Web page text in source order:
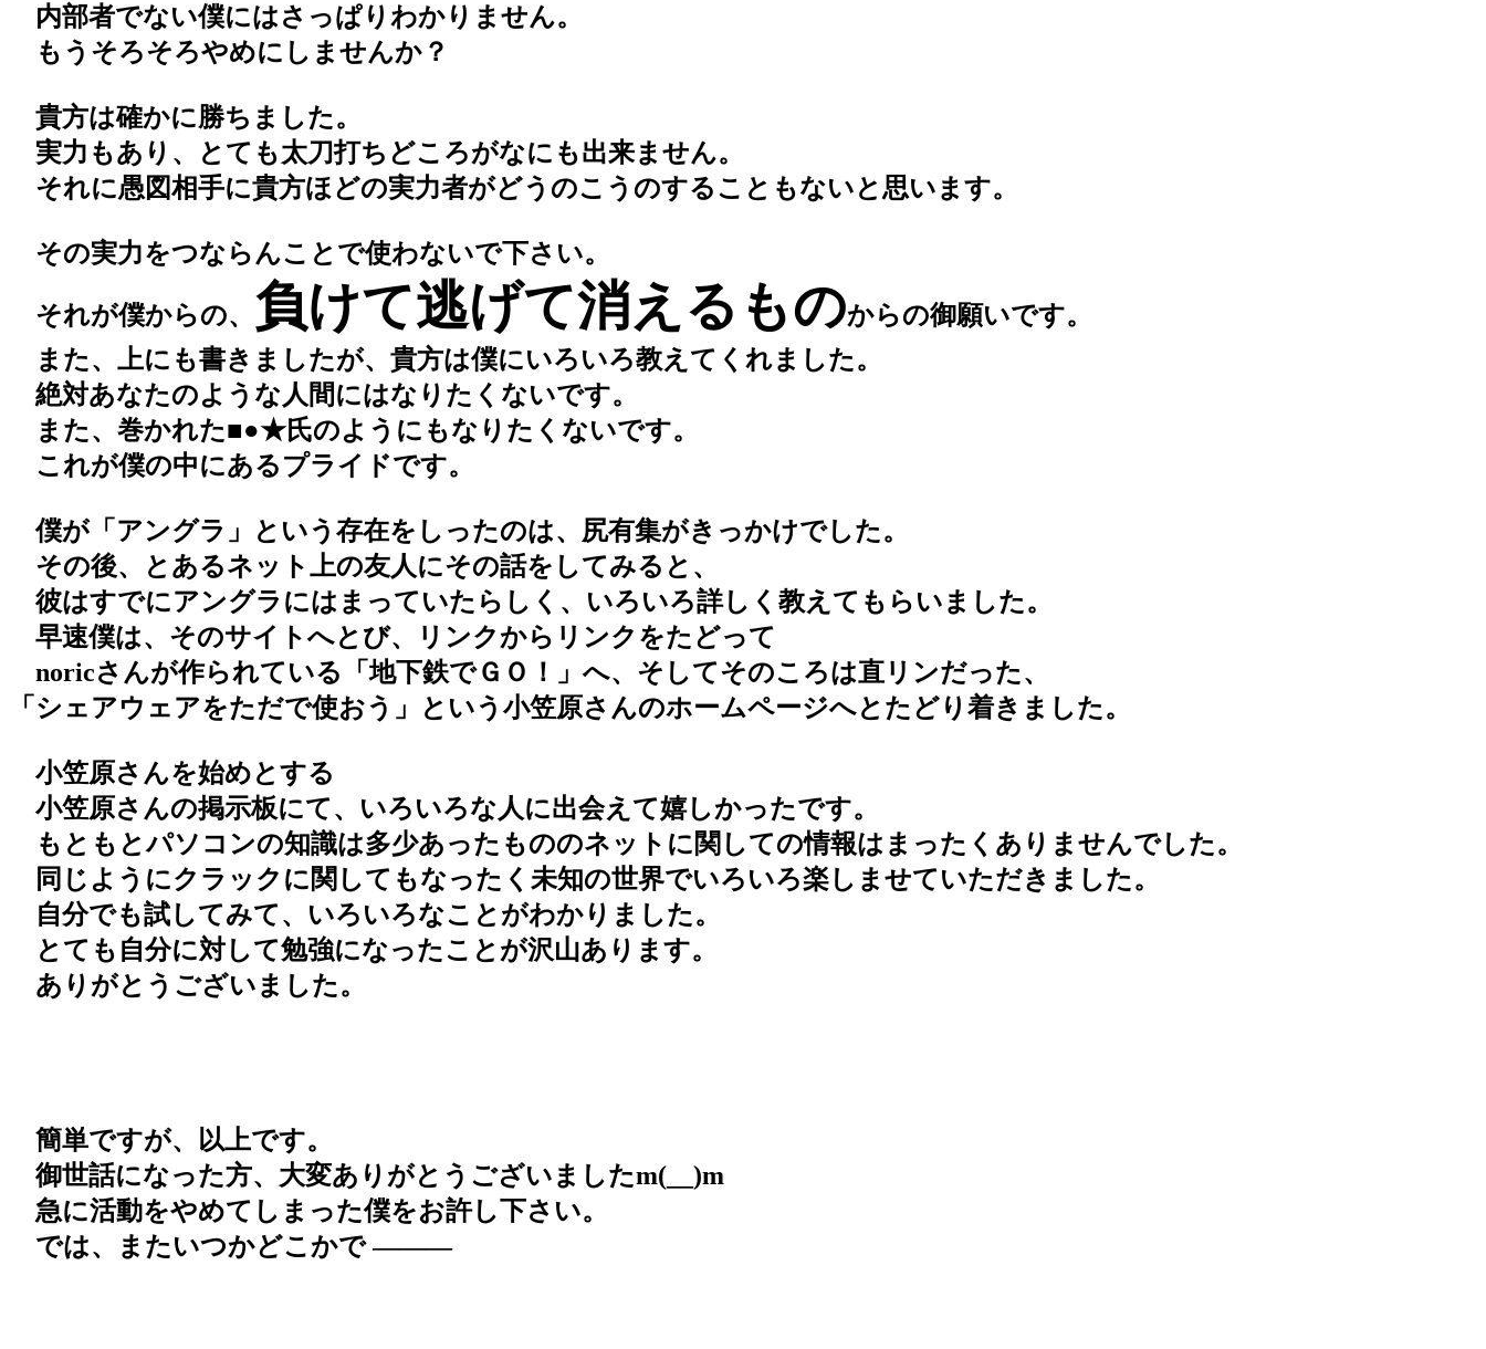
内部者でない僕にはさっぱりわかりません。
もうそろそろやめにしませんか？
貴方は確かに勝ちました。
実力もあり、とても太刀打ちどころがなにも出来ません。
それに愚図相手に貴方ほどの実力者がどうのこうのすることもないと思います。
その実力をつならんことで使わないで下さい。
それが僕からの、 負けて逃げて消えるものからの御願いです。
また、上にも書きましたが、貴方は僕にいろいろ教えてくれました。
絶対あなたのような人間にはなりたくないです。
また、巻かれた■●★氏のようにもなりたくないです。
これが僕の中にあるプライドです。
僕が「アングラ」という存在をしったのは、尻有集がきっかけでした。
その後、とあるネット上の友人にその話をしてみると、
彼はすでにアングラにはまっていたらしく、いろいろ詳しく教えてもらいました。
早速僕は、そのサイトへとび、リンクからリンクをたどって
noricさんが作られている「地下鉄でＧＯ！」へ、そしてそのころは直リンだった、
「シェアウェアをただで使おう」という小笠原さんのホームページへとたどり着きました。
小笠原さんを始めとする
小笠原さんの掲示板にて、いろいろな人に出会えて嬉しかったです。
もともとパソコンの知識は多少あったもののネットに関しての情報はまったくありませんでした。
同じようにクラックに関してもなったく未知の世界でいろいろ楽しませていただきました。
自分でも試してみて、いろいろなことがわかりました。
とても自分に対して勉強になったことが沢山あります。
ありがとうございました。
簡単ですが、以上です。
御世話になった方、大変ありがとうございましたm(__)m
急に活動をやめてしまった僕をお許し下さい。
では、またいつかどこかで ———